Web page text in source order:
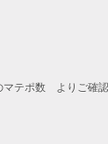
テポ数 よりご確認